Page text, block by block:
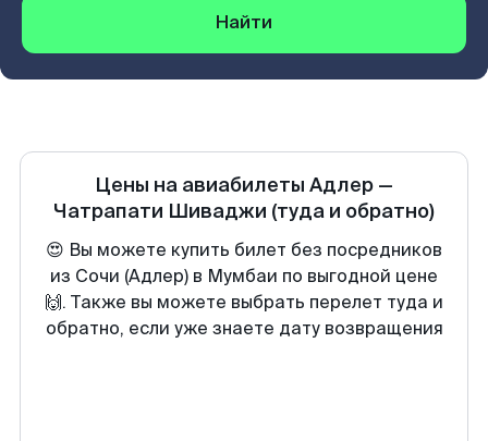
Найти
Цены на авиабилеты Адлер —
Чатрапати Шиваджи (туда и обратно)
😍 Вы можете купить билет без посредников
из Сочи (Адлер) в Мумбаи по выгодной цене
🙌. Также вы можете выбрать перелет туда и
обратно, если уже знаете дату возвращения